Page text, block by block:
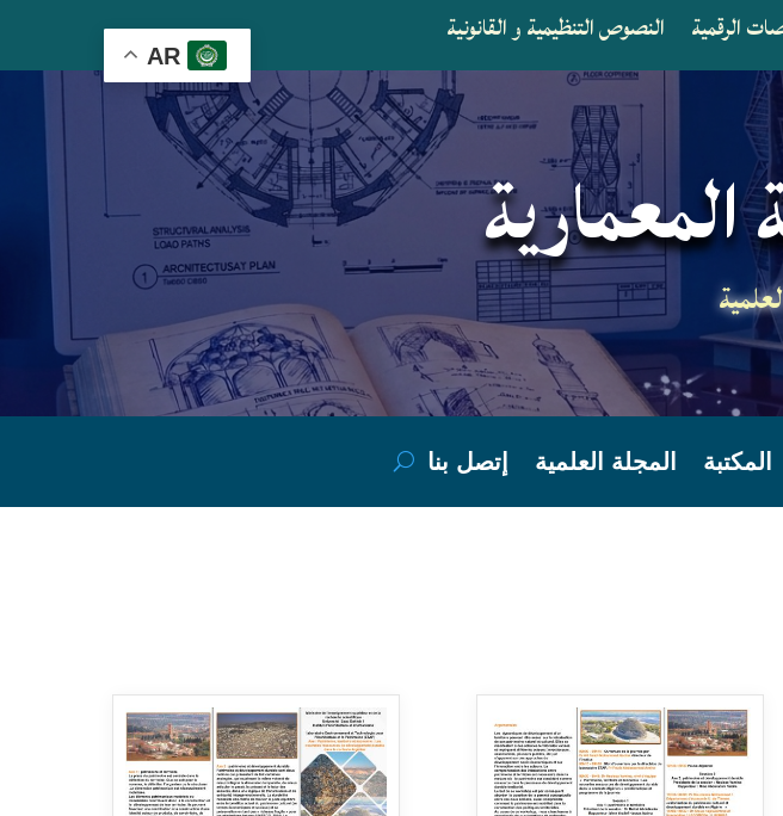
AR
الرقمية النصوص التنظيمية و القانونية
المكتبة المجلة العلمية إتصل بنا